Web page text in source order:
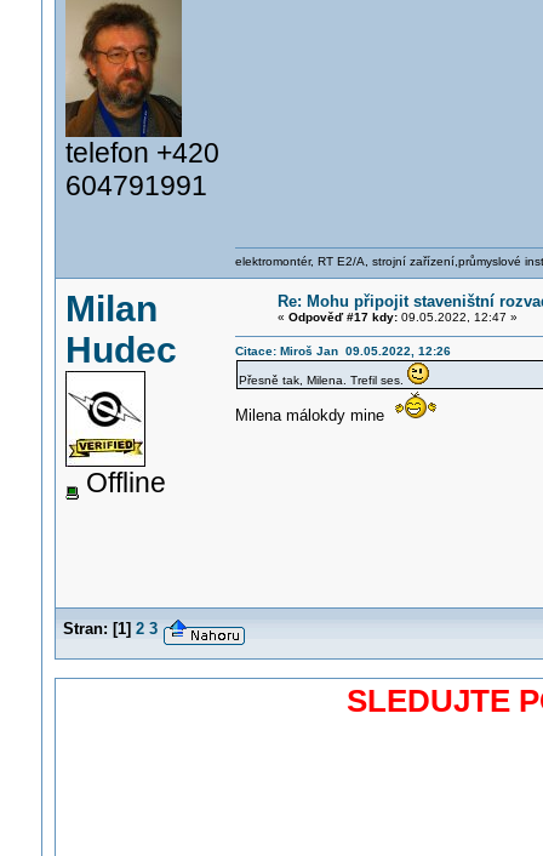
telefon +420
604791991
elektromontér, RT E2/A, strojní zařízení,průmyslové
Milan
Hudec
Offline
Re: Mohu připojit staveništní
« Odpověď #17 kdy:09.05.2022, 12:47 »
Citace: Miroš Jan 09.05.2022, 12:26
Přesně tak, Milena. Trefil ses.
Milena málokdy mine
Stran: [1] 2 3
SLEDUJTE